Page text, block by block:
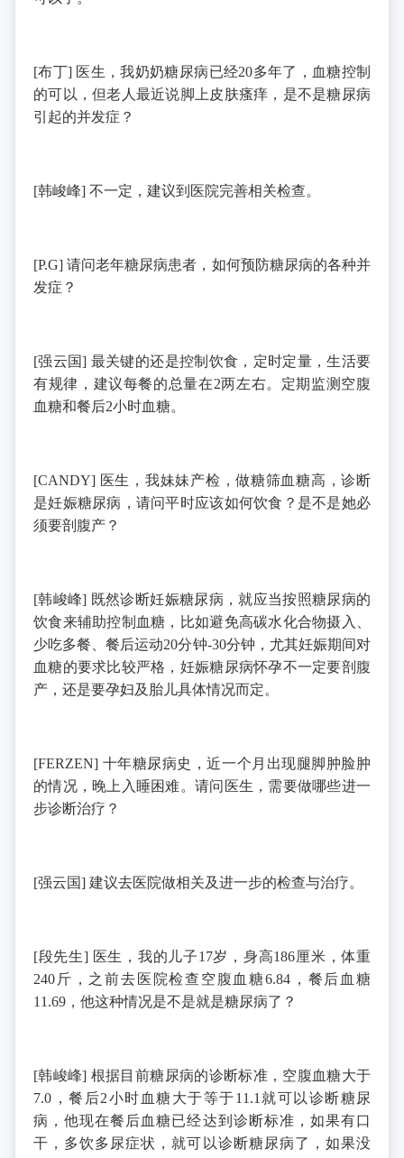
[布丁] 医生，我奶奶糖尿病已经20多年了，血糖控制
的可以，但老人最近说脚上皮肤瘙痒，是不是糖尿病
引起的并发症？
[韩峻峰] 不一定，建议到医院完善相关检查。
[P.G]请问老年糖尿病患者，如何预防糖尿病的各种并
发症？
[强云国] 最关键的还是控制饮食，定时定量，生活要
有规律，建议每餐的总量在2两左右。定期监测空腹
血糖和餐后2小时血糖。
[CANDY] 医生，我妹妹产检，做糖筛血糖高，诊断
是妊娠糖尿病，请问平时应该如何饮食？是不是她必
须要剖腹产？
[韩峻峰] 既然诊断妊娠糖尿病，就应当按照糖尿病的
饮食来辅助控制血糖，比如避免高碳水化合物摄入、
少吃多餐、餐后运动20分钟-30分钟，尤其妊娠期间对
血糖的要求比较严格，妊娠糖尿病怀孕不一定要剖腹
产，还是要孕妇及胎儿具体情况而定。
[FERZEN] 十年糖尿病史，近一个月出现腿脚肿脸肿
的情况，晚上入睡困难。请问医生，需要做哪些进一
步诊断治疗？
[强云国] 建议去医院做相关及进一步的检查与治疗。
[段先生] 医生，我的儿子17岁，身高186厘米，体重
240 斤，之前去医院检查空腹血糖6.84 ，餐后血糖
11.69 ，他这种情况是不是就是糖尿病了？
[韩峻峰] 根据目前糖尿病的诊断标准，空腹血糖大于
7.0 ，餐后2小时血糖大于等于11.1 就可以诊断糖尿
病，他现在餐后血糖已经达到诊断标准，如果有口
干，多饮多尿症状，就可以诊断糖尿病了，如果没